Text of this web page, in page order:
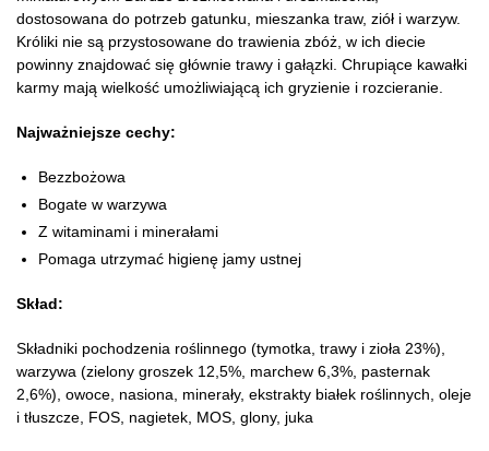
dostosowana do potrzeb gatunku, mieszanka traw, ziół i warzyw.
Króliki nie są przystosowane do trawienia zbóż, w ich diecie
powinny znajdować się głównie trawy i gałązki. Chrupiące kawałki
karmy mają wielkość umożliwiającą ich gryzienie i rozcieranie.
Najważniejsze cechy:
Bezzbożowa
Bogate w warzywa
Z witaminami i minerałami
Pomaga utrzymać higienę jamy ustnej
Skład:
Składniki pochodzenia roślinnego (tymotka, trawy i zioła 23%),
warzywa (zielony groszek 12,5%, marchew 6,3%, pasternak
2,6%), owoce, nasiona, minerały, ekstrakty białek roślinnych, oleje
i tłuszcze, FOS, nagietek, MOS, glony, juka